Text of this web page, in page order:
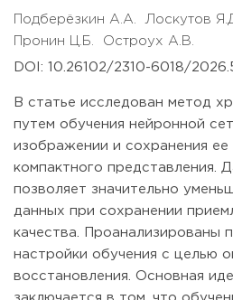
Подберёзкин А.А. Лоскутов
Пронин Ц.Б. Остроух А.В.
DOI: 10.26102/2310-6018/
В статье исследован метод
путем обучения нейронной
изображении и сохранения ее
компактного представления.
позволяет значительно
данных при сохранении
качества. Проанализированы
настройки обучения с целью
восстановления. Основная